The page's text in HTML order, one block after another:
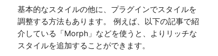
基本的なスタイルの他に、プラグインでスタイルを
調整する方法もあります。 例えば、以下の記事で紹
介している「Morph」などを使うと、よりリッチな
スタイルを追加することができます。